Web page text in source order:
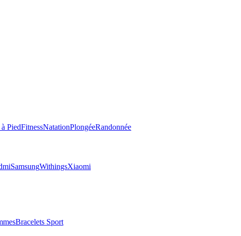
PiedFitnessNatationPlongéeRandonnée
SamsungWithingsXiaomi
Bracelets Sport